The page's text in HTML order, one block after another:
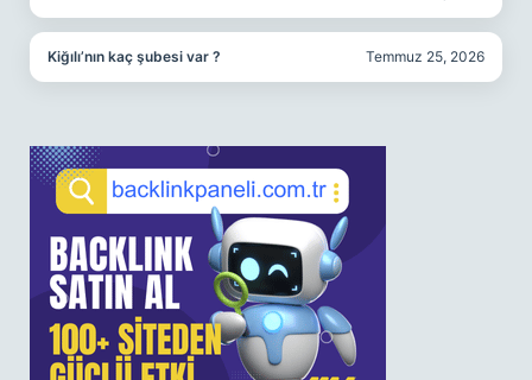
Kiğılı’nın kaç şubesi var ? Temmuz 25, 2026